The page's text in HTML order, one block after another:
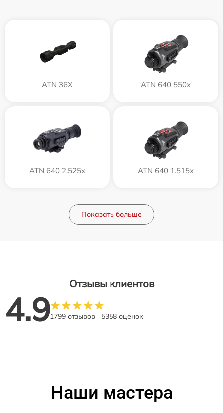
ATN 36X ATN 640 550x
ATN 640 2.525x ATN 640 1.515x
Показать больше
Отзывы клиентов
4.91799 отзывов 5358 оценок
Наши мастера